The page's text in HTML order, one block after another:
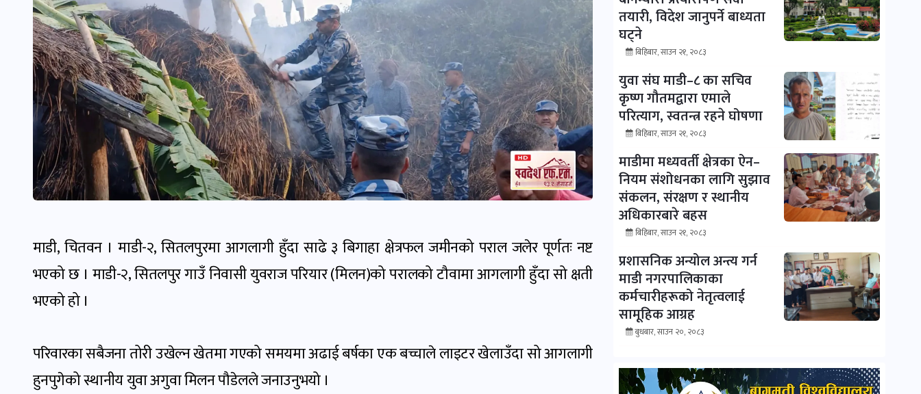
माडी, चितवन । माडी-२, सितलपुरमा आगलागी हुँदा साढे ३ बिगाहा क्षेत्रफल जमीनको पराल जलेर पूर्णतः नष्ट
भएको छ । माडी-२, सितलपुर गाउँ निवासी युवराज परियार (मिलन)को परालको टौवामा आगलागी हुँदा सो क्षती
भएको हो ।
परिवारका सबैजना तोरी उखेल्न खेतमा गएको समयमा अढाई बर्षका एक बच्चाले लाइटर खेलाउँदा सो आगलागी
हुनपुगेको स्थानीय युवा अगुवा मिलन पौडेलले जनाउनुभयो ।
तयारी, विदेश जानुपर्ने बाध्यता
घट्ने
बिहिबार, साउन २१, २०८३
युवा संघ माडी–८ का सचिव
कृष्ण गौतमद्वारा एमाले
परित्याग, स्वतन्त्र रहने घोषणा
बिहिबार, साउन २१, २०८३
माडीमा मध्यवर्ती क्षेत्रका ऐन–
नियम संशोधनका लागि सुझाव
संकलन, संरक्षण र स्थानीय
अधिकारबारे बहस
बिहिबार, साउन २१, २०८३
प्रशासनिक अन्योल अन्त्य गर्न
माडी नगरपालिकाका
कर्मचारीहरूको नेतृत्वलाई
सामूहिक आग्रह
बुधबार, साउन २०, २०८३